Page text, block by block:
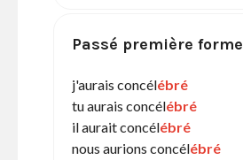
Passé première forme
j'aurais concélébré
tu aurais concélébré
il aurait concélébré
nous aurions concélébré